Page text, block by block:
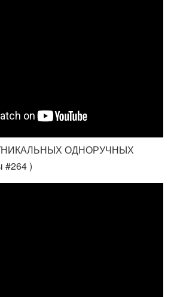
УНИКАЛЬНЫХ ОДНОРУЧНЫХ
)